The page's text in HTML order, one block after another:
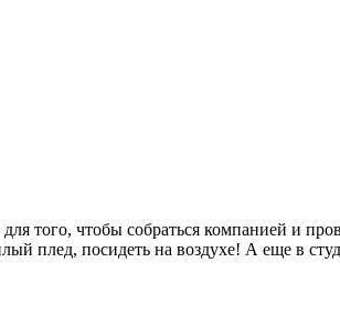
того, чтобы собраться компанией и
плед, посидеть на воздухе! А еще в